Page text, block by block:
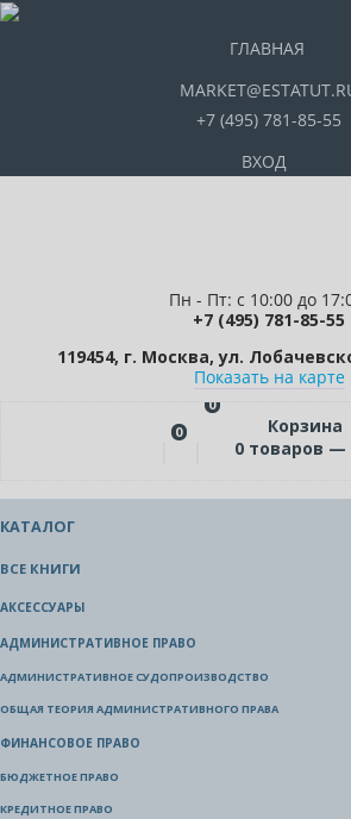
ГЛАВНАЯ
+7 (495) 781-85-55
ВХОД
Пн - Пт: с 10:00 до
+7 (495) 781-85-55
119454, г. Москва, ул.
Показать на карте
0
0
Корзина
0 товаров —
КАТАЛОГ
ВСЕ КНИГИ
АКСЕССУАРЫ
АДМИНИСТРАТИВНОЕ ПРАВО
АДМИНИСТРАТИВНОЕ СУДОПРОИЗВОДСТВО
ОБЩАЯ ТЕОРИЯ АДМИНИСТРАТИВНОГО ПРАВА
ФИНАНСОВОЕ ПРАВО
БЮДЖЕТНОЕ ПРАВО
КРЕДИТНОЕ ПРАВО